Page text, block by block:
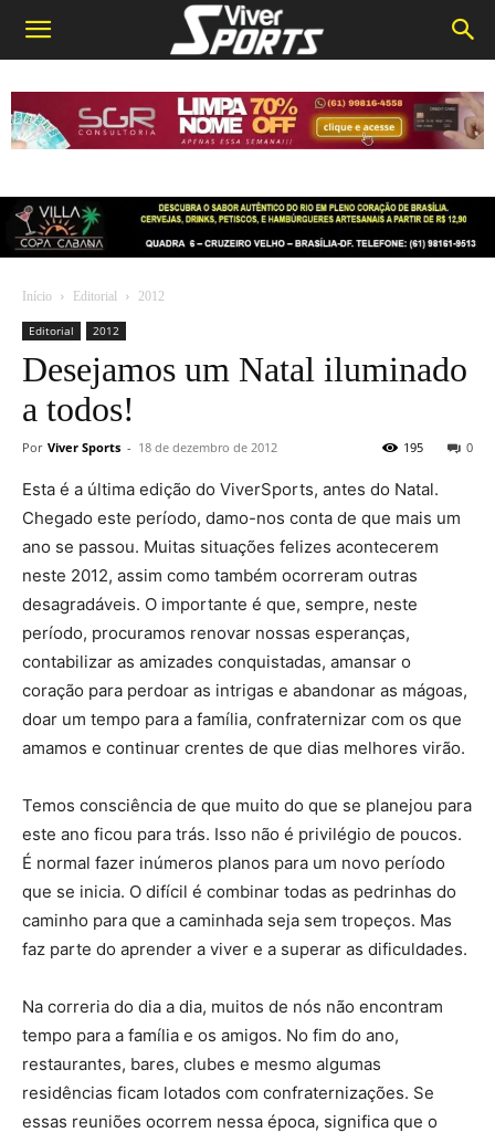
Início Editorial 2012
Editorial 2012
Desejamos um Natal iluminado
a todos!
Por Viver Sports - 18 de dezembro de 2012 0
195
Esta é a última edição do ViverSports, antes do Natal.
Chegado este período, damo-nos conta de que mais um
ano se passou. Muitas situações felizes acontecerem
neste 2012, assim como também ocorreram outras
desagradáveis. O importante é que, sempre, neste
período, procuramos renovar nossas esperanças,
contabilizar as amizades conquistadas, amansar o
coração para perdoar as intrigas e abandonar as mágoas,
doar um tempo para a família, confraternizar com os que
amamos e continuar crentes de que dias melhores virão.
Temos consciência de que muito do que se planejou para
este ano ficou para trás. Isso não é privilégio de poucos.
É normal fazer inúmeros planos para um novo período
que se inicia. O difícil é combinar todas as pedrinhas do
caminho para que a caminhada seja sem tropeços. Mas
faz parte do aprender a viver e a superar as dificuldades.
Na correria do dia a dia, muitos de nós não encontram
tempo para a família e os amigos. No fim do ano,
restaurantes, bares, clubes e mesmo algumas
residências ficam lotados com confraternizações. Se
essas reuniões ocorrem nessa época, significa que o